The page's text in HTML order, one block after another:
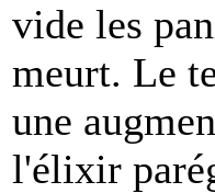
vide les
meurt. Le
une
l'élixir